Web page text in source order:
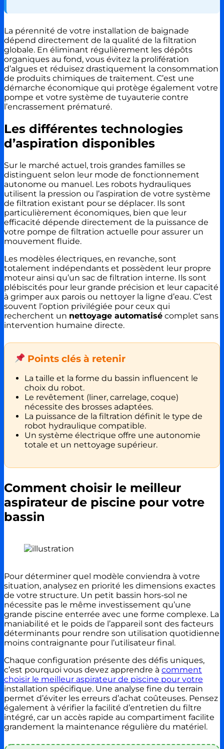
La pérennité de votre installation de baignade
dépend directement de la qualité de la filtration
globale. En éliminant régulièrement les dépôts
organiques au fond, vous évitez la prolifération
d’algues et réduisez drastiquement la consommation
de produits chimiques de traitement. C’est une
démarche économique qui protège également votre
pompe et votre système de tuyauterie contre
l’encrassement prématuré.
Les différentes technologies
d’aspiration disponibles
Sur le marché actuel, trois grandes familles se
distinguent selon leur mode de fonctionnement
autonome ou manuel. Les robots hydrauliques
utilisent la pression ou l’aspiration de votre système
de filtration existant pour se déplacer. Ils sont
particulièrement économiques, bien que leur
efficacité dépende directement de la puissance de
votre pompe de filtration actuelle pour assurer un
mouvement fluide.
Les modèles électriques, en revanche, sont
totalement indépendants et possèdent leur propre
moteur ainsi qu’un sac de filtration interne. Ils sont
plébiscités pour leur grande précision et leur capacité
à grimper aux parois ou nettoyer la ligne d’eau. C’est
souvent l’option privilégiée pour ceux qui
recherchent un nettoyage automatisé complet sans
intervention humaine directe.
Points clés à retenir
La taille et la forme du bassin influencent le
choix du robot.
Le revêtement (liner, carrelage, coque)
nécessite des brosses adaptées.
La puissance de la filtration définit le type de
robot hydraulique compatible.
Un système électrique offre une autonomie
totale et un nettoyage supérieur.
Comment choisir le meilleur
aspirateur de piscine pour votre
bassin
Pour déterminer quel modèle conviendra à votre
situation, analysez en priorité les dimensions exactes
de votre structure. Un petit bassin hors-sol ne
nécessite pas le même investissement qu’une
grande piscine enterrée avec une forme complexe. La
maniabilité et le poids de l’appareil sont des facteurs
déterminants pour rendre son utilisation quotidienne
moins contraignante pour l’utilisateur final.
Chaque configuration présente des défis uniques,
c’est pourquoi vous devez apprendre à comment
choisir le meilleur aspirateur de piscine pour votre
installation spécifique. Une analyse fine du terrain
permet d’éviter les erreurs d’achat coûteuses. Pensez
également à vérifier la facilité d’entretien du filtre
intégré, car un accès rapide au compartiment facilite
grandement la maintenance régulière du matériel.